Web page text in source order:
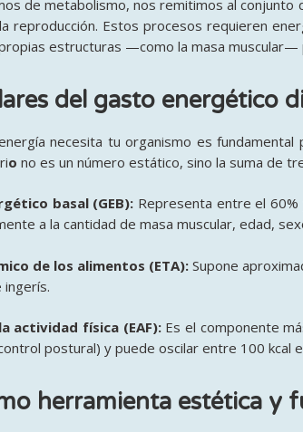
de metabolismo, nos remitimos al
reproducción. Estos procesos requieren
estructuras —como la masa
del gasto energético
necesita tu organismo es
o no es un número estático, sino la suma de
basal (GEB): Representa entre el 60%
a la cantidad de masa muscular, edad,
de los alimentos (ETA):Supone
ingerís.
actividad física (EAF):Es el componente
postural) y puede oscilar entre 100 kcal
herramienta estética y